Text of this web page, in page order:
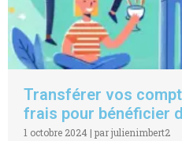
Transférer vos
frais pour bénéficier
1 octobre 2024 | par julienimbert2